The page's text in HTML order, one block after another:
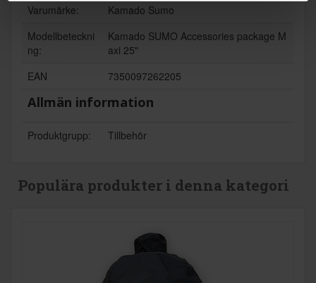
Varumärke:
Kamado Sumo
Modellbeteckni
ng:
Kamado SUMO Accessories package M
axi 25"
EAN
7350097262205
Allmän information
Produktgrupp: Tillbehör
Populära produkter i denna kategori